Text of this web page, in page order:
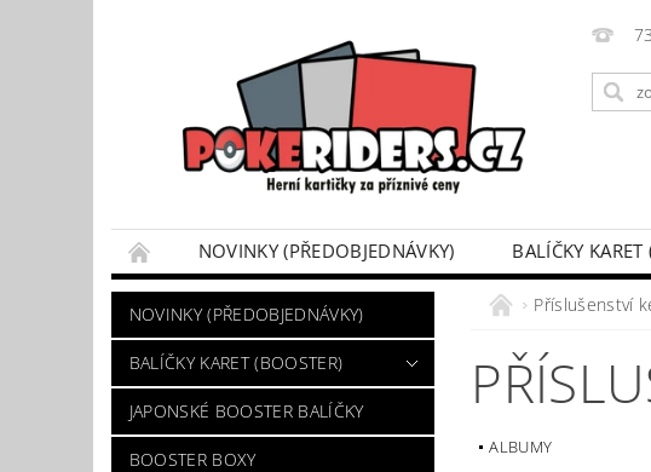
NOVINKY (PŘEDOBJEDNÁVKY) BALÍČKY KARET
POKÉMON BOX SETY
TINKY/DÁRKOVÉ PLECHOVÉ
VÝKUP POKÉMON KARET
DÁRKOVÝ POUKAZ
NOVINKY (PŘEDOBJEDNÁVKY)
BALÍČKY KARET (BOOSTER)
JAPONSKÉ BOOSTER BALÍČKY
BOOSTER BOXY
Příslušenství
ALBUMY